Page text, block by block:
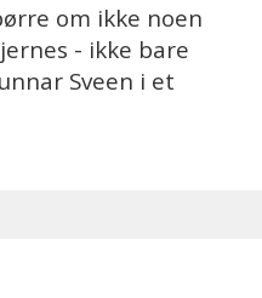
om ikke noen
- ikke bare
Sveen i et